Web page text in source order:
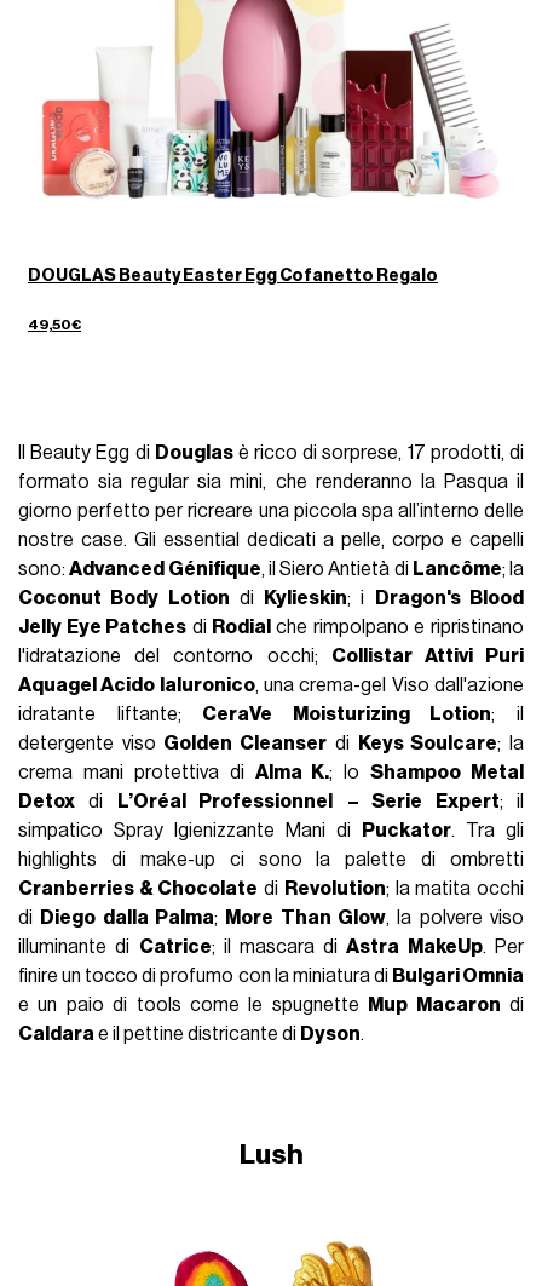
DOUGLAS Beauty Easter Egg Cofanetto Regalo
49,50€
Il Beauty Egg di Douglasè ricco di sorprese, 17 prodotti, di
formato sia regular sia mini, che renderanno la Pasqua il
giorno perfetto per ricreare una piccola spa all’interno delle
nostre case. Gli essential dedicati a pelle, corpo e capelli
sono:Advanced Génifique, il Siero Antietà di Lancôme; la
Coconut Body Lotion di Kylieskin; i
Dragon's Blood
Jelly Eye Patches di Rodial che rimpolpano e ripristinano
l'idratazione del contorno occhi; Collistar Attivi Puri
Aquagel Acido Ialuronico, una crema-gel Viso dall'azione
idratante liftante; CeraVe Moisturizing Lotion; il
detergente viso Golden Cleanser di Keys Soulcare; la
crema mani protettiva di Alma K.; loShampoo Metal
Detox di L’Oréal Professionnel – Serie Expert; il
simpatico Spray Igienizzante Mani di
Puckator. Tra gli
highlights di make-up ci sono la palette di ombretti
Cranberries & Chocolate di Revolution; la matita occhi
di
Diego dalla Palma; More Than Glow, la polvere viso
illuminante di Catrice; il mascara diAstra MakeUp. Per
finire un tocco di profumo con la miniatura di Bulgari Omnia
e un paio di tools come le spugnette
Mup Macaron di
Caldara e il pettine districante di Dyson.
Lush